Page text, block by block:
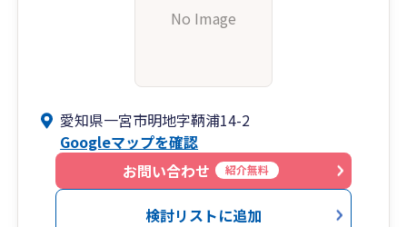
No Image
愛知県一宮市明地字鞆浦14-2
Googleマップを確認
お問い合わせ
紹介無料
検討リストに追加